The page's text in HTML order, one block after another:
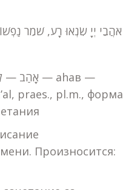
אֹהֲבֵי יְיָ שִׂנְאוּ רָע, שֹׁמֵר
praes., pl.m., форма
Произносится: